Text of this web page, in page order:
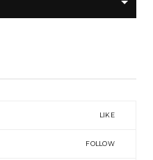
LIKE
FOLLOW